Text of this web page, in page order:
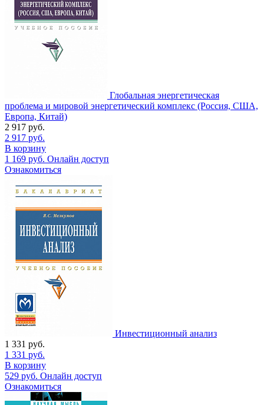
Глобальная энергетическая
проблема и мировой энергетический комплекс (Россия, США,
Европа, Китай)
2 917 руб.
2 917 руб.
В корзину
1 169 руб. Онлайн доступ
Ознакомиться
Инвестиционный анализ
1 331 руб.
1 331 руб.
В корзину
529 руб. Онлайн доступ
Ознакомиться